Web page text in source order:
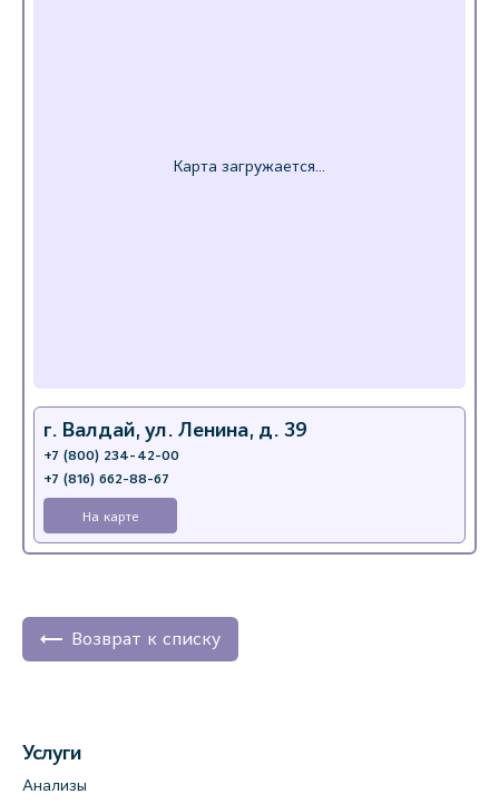
г. Валдай, ул. Ленина, д. 39
+7 (800) 234-42-00
+7 (816) 662-88-67
На карте
Возврат к списку
Услуги
Анализы